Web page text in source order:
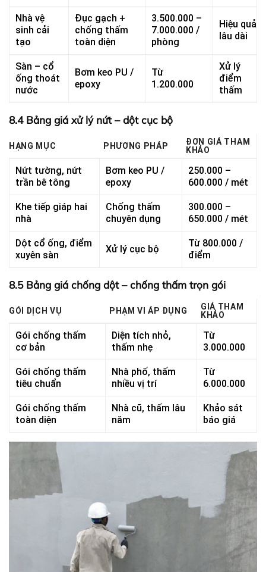
Nhà vệ
sinh cải
tạo
Đục gạch +
chống thấm
toàn diện
3.500.000 –
7.000.000 /
phòng
Hiệu quả
lâu dài
Sàn – cổ
ống thoát
nước
Bơm keo PU /
epoxy
Từ
1.200.000
Xử lý
điểm
thấm
8.4 Bảng giá xử lý nứt – dột cục bộ
HẠNG MỤC PHƯƠNG PHÁP
ĐƠN GIÁ THAM
KHẢO
Nứt tường, nứt
trần bê tông
Bơm keo PU /
epoxy
250.000 –
600.000 / mét
Khe tiếp giáp hai
nhà
Chống thấm
chuyên dụng
300.000 –
650.000 / mét
Dột cổ ống, điểm
xuyên sàn
Xử lý cục bộ
Từ 800.000 /
điểm
8.5 Bảng giá chống dột – chống thấm trọn gói
GÓI DỊCH VỤ PHẠM VI ÁP DỤNG
GIÁ THAM
KHẢO
Gói chống thấm
cơ bản
Diện tích nhỏ,
thấm nhẹ
Từ
3.000.000
Gói chống thấm
tiêu chuẩn
Nhà phố, thấm
nhiều vị trí
Từ
6.000.000
Gói chống thấm
toàn diện
Nhà cũ, thấm lâu
năm
Khảo sát
báo giá